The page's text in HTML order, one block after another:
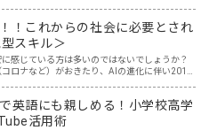
！これからの社会に必要とされ
スキル＞
感じている方は多いのではないでしょうか？
ロナなど）がおきたり、AIの進化に伴い2011
英語にも親しめる！小学校高学
活用術